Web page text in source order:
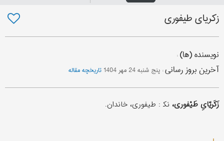
زکریای طیفوری
نویسنده (ها):
آخرین بروز رسانی: پنج شنبه 24 مهر 1404 تاریخچه مقاله
زَکَریّایِ طَیْفوری، نک‍ : طیفوری، خاندان.